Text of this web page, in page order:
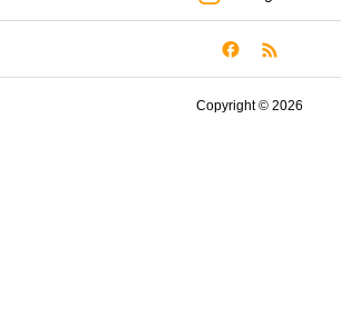
Copyright © 2026